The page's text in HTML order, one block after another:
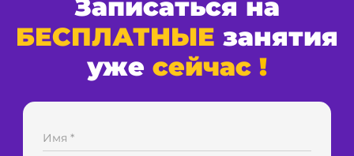
Записаться на
БЕСПЛАТНЫЕ занятия
уже сейчас !
Имя *